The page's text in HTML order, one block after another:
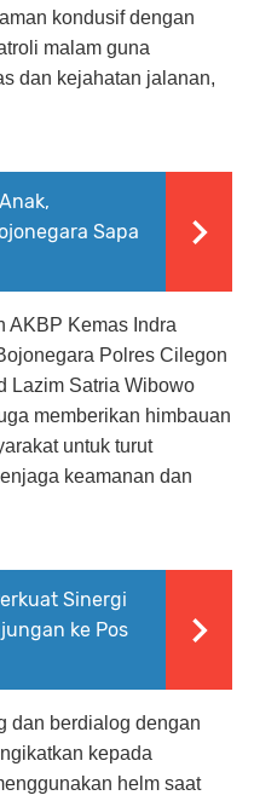
kondusif dengan
malam guna
dan kejahatan jalanan,
Sapa
AKBP Kemas Indra
Polres Cilegon
Lazim Satria Wibowo
memberikan himbauan
untuk turut
keamanan dan
Sinergi
ke Pos
dan berdialog dengan
kepada
helm saat